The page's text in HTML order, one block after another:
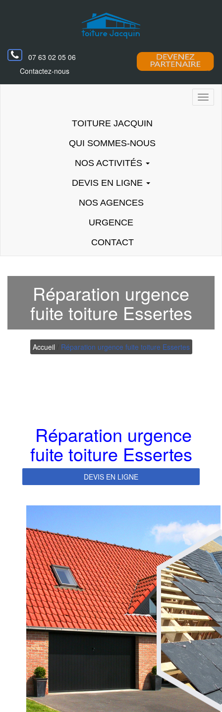
07 63 02 05 06
Contactez-nous
TOITURE JACQUIN
QUI SOMMES-NOUS
NOS ACTIVITÉS
DEVIS EN LIGNE
NOS AGENCES
URGENCE
CONTACT
Réparation urgence
fuite toiture Essertes
Accueil Réparation urgence fuite toiture Essertes
Réparation urgence
fuite toiture Essertes
DEVIS EN LIGNE